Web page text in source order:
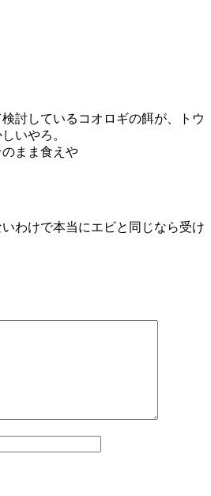
討しているコオロギの餌が、トウ
いやろ。
まま食えや
わけで本当にエビと同じなら受け